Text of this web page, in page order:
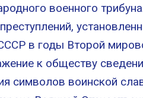
военного
в годы Второй
к обществу
символов воинской